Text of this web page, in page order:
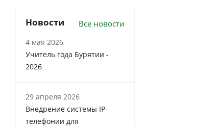
Новости Все новости
4 мая 2026
Учитель года Бурятии -
2026
29 апреля 2026
Внедрение системы IP-
телефонии для